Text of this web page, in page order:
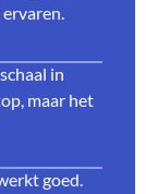
in
maar het
goed.